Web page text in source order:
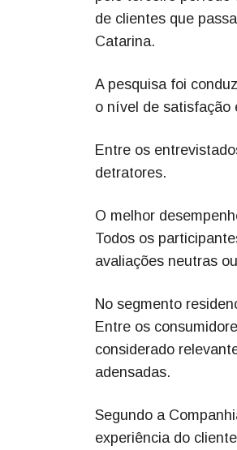
de clientes que
Catarina.
A pesquisa foi
o nível de satisfação
Entre os
detratores.
O melhor
Todos os
avaliações neutras
No segmento
Entre os
considerado
adensadas.
Segundo a
experiência do